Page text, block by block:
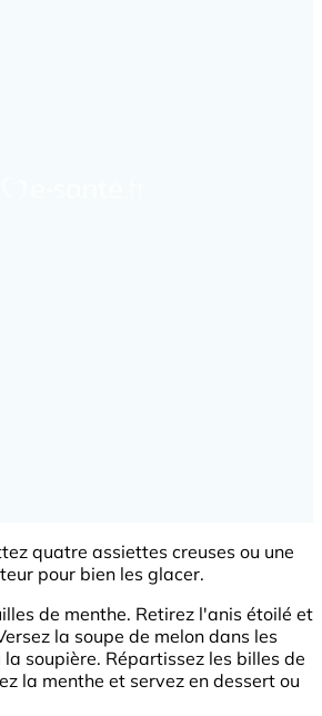
quatre assiettes creuses ou une
pour bien les glacer.
de menthe. Retirez l'anis étoilé et
la soupe de melon dans les
soupière. Répartissez les billes de
la menthe et servez en dessert ou